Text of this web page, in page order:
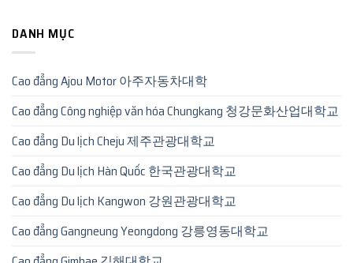
DANH MỤC
Cao đẳng Ajou Motor 아주자동차대학
Cao đẳng Công nghiệp văn hóa Chungkang 청강문화산업대학교
Cao đẳng Du lịch Cheju 제주관광대학교
Cao đẳng Du lịch Hàn Quốc 한국관광대학교
Cao đẳng Du lịch Kangwon 강원관광대학교
Cao đẳng Gangneung Yeongdong 강릉영동대학교